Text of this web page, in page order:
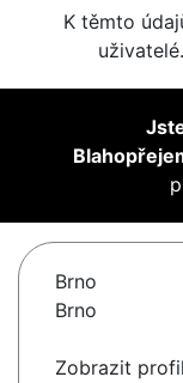
K těmto
uživatelé.
Brno
Brno
Zobrazit